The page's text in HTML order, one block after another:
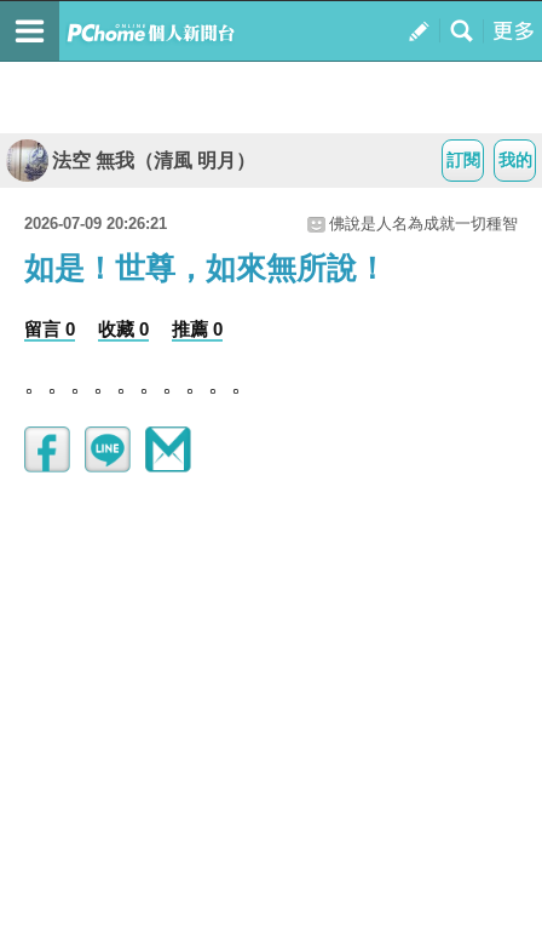
我的
訂閱
法空 無我（清風 明月）
2026-07-09 20:26:21 佛說是人名為成就一切種智
如是！世尊，如來無所說！
留言 0 收藏 0 推薦 0
。。。。。。。。。。